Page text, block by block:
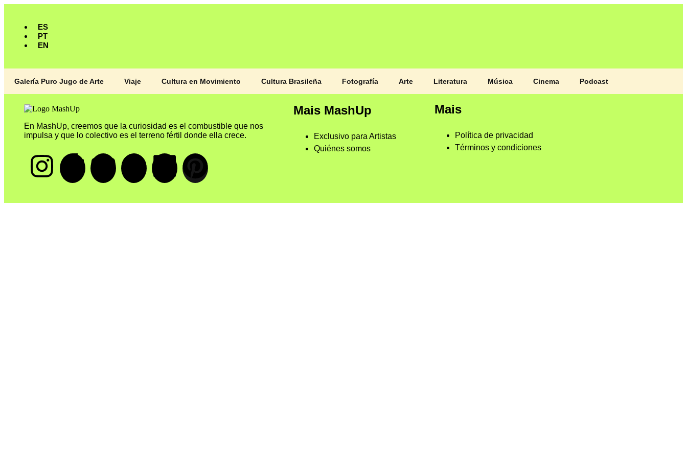
ES
PT
EN
Galería Puro Jugo de Arte Viaje Cultura en Movimiento Cultura Brasileña Fotografía Arte Literatura Música Cinema Podcast
En MashUp, creemos que la curiosidad es el combustible que nos
impulsa y que lo colectivo es el terreno fértil donde ella crece.
Mais MashUp
Exclusivo para Artistas
Quiénes somos
Mais
Política de privacidad
Términos y condiciones